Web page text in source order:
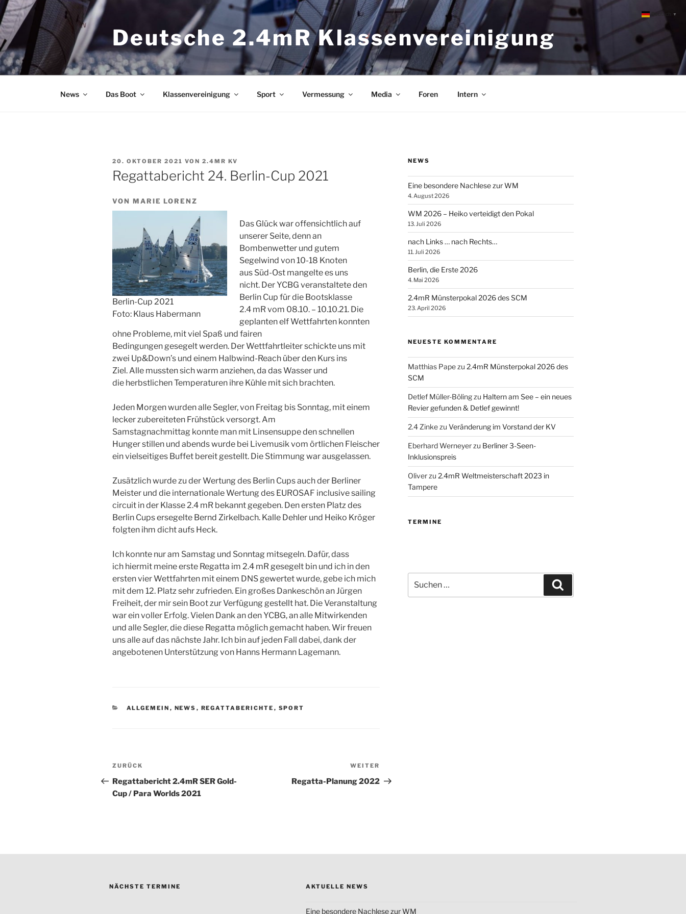
Zum
Inhalt
springen
Deutsche 2.4mR Klassenvereinigung
News Das Boot Klassenvereinigung Sport Vermessung Media Foren Intern
VERÖFFENTLICHT
AM
20. OKTOBER 2021 VON 2.4MR KV
Regattabericht 24. Berlin-Cup 2021
VON MARIE LORENZ
Berlin-Cup 2021
Foto: Klaus Habermann
Das Glück war offensichtlich auf
unserer Seite, denn an
Bombenwetter und gutem
Segelwind von 10-18 Knoten
aus Süd-Ost mangelte es uns
nicht. Der YCBG veranstaltete den
Berlin Cup für die Bootsklasse
2.4 mR vom 08.10. – 10.10.21. Die
geplanten elf Wettfahrten konnten
ohne Probleme, mit viel Spaß und fairen
Bedingungen gesegelt werden. Der Wettfahrtleiter schickte uns mit
zwei Up&Down’s und einem Halbwind-Reach über den Kurs ins
Ziel. Alle mussten sich warm anziehen, da das Wasser und
die herbstlichen Temperaturen ihre Kühle mit sich brachten.
Jeden Morgen wurden alle Segler, von Freitag bis Sonntag, mit einem
lecker zubereiteten Frühstück versorgt. Am
Samstagnachmittag konnte man mit Linsensuppe den schnellen
Hunger stillen und abends wurde bei Livemusik vom örtlichen Fleischer
ein vielseitiges Buffet bereit gestellt. Die Stimmung war ausgelassen.
Zusätzlich wurde zu der Wertung des Berlin Cups auch der Berliner
Meister und die internationale Wertung des EUROSAF inclusive sailing
circuit in der Klasse 2.4 mR bekannt gegeben. Den ersten Platz des
Berlin Cups ersegelte Bernd Zirkelbach. Kalle Dehler und Heiko Kröger
folgten ihm dicht aufs Heck.
Ich konnte nur am Samstag und Sonntag mitsegeln. Dafür, dass
ich hiermit meine erste Regatta im 2.4 mR gesegelt bin und ich in den
ersten vier Wettfahrten mit einem DNS gewertet wurde, gebe ich mich
mit dem 12. Platz sehr zufrieden. Ein großes Dankeschön an Jürgen
Freiheit, der mir sein Boot zur Verfügung gestellt hat. Die Veranstaltung
war ein voller Erfolg. Vielen Dank an den YCBG, an alle Mitwirkenden
und alle Segler, die diese Regatta möglich gemacht haben. Wir freuen
uns alle auf das nächste Jahr. Ich bin auf jeden Fall dabei, dank der
angebotenen Unterstützung von Hanns Hermann Lagemann.
KATEGORIEN
ALLGEMEIN , NEWS , REGATTABERICHTE , SPORT
Beitragsnavigation
Vorheriger
Beitrag
ZURÜCK
Regattabericht 2.4mR SER Gold-
Cup / Para Worlds 2021
Beitrag
WEITER
Regatta-Planung 2022
NEWS
Eine besondere Nachlese zur WM
4. August 2026
WM 2026 – Heiko verteidigt den Pokal
13. Juli 2026
nach Links … nach Rechts…
11. Juli 2026
Berlin, die Erste 2026
4. Mai 2026
2.4mR Münsterpokal 2026 des SCM
23. April 2026
NEUESTE KOMMENTARE
Matthias Papezu 2.4mR Münsterpokal 2026 des
SCM
Detlef Müller-Bölingzu Haltern am See – ein neues
Revier gefunden & Detlef gewinnt!
2.4 Zinkezu Veränderung im Vorstand der KV
Eberhard Werneyerzu Berliner 3-Seen-
Inklusionspreis
Oliverzu 2.4mR Weltmeisterschaft 2023 in
Tampere
TERMINE
nach:
NÄCHSTE TERMINE AKTUELLE NEWS
Eine besondere Nachlese zur WM
▼